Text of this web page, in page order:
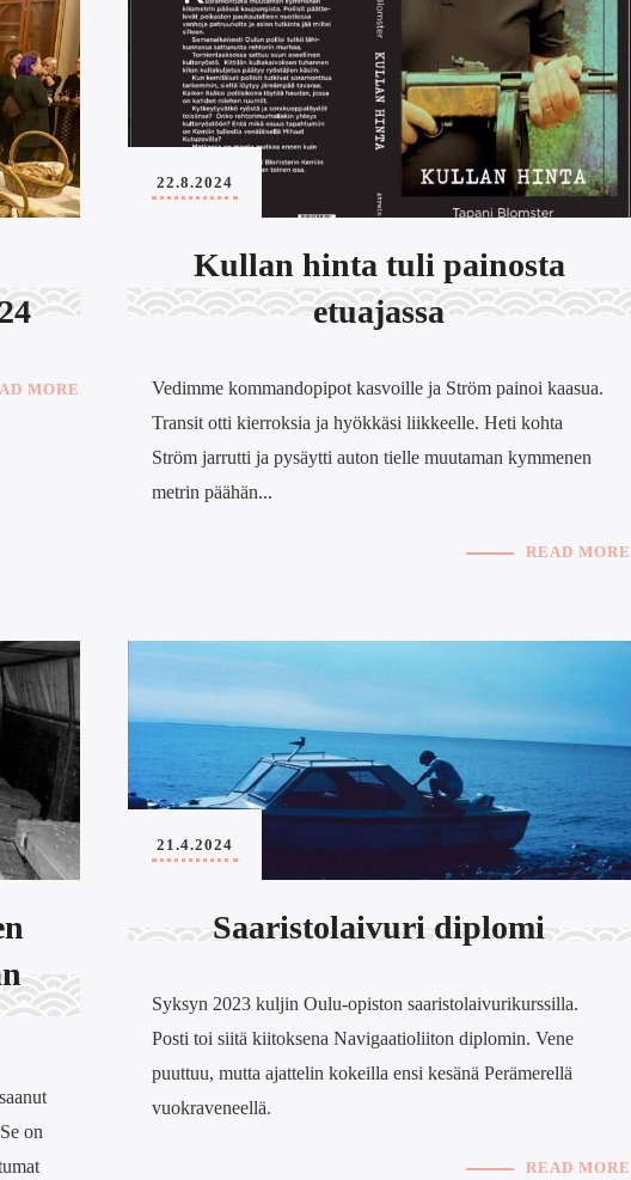
MORE
Kullan hinta tuli painosta
etuajassa
Vedimme kommandopipot kasvoille ja Ström painoi kaasua.
Transit otti kierroksia ja hyökkäsi liikkeelle. Heti kohta
Ström jarrutti ja pysäytti auton tielle muutaman kymmenen
metrin päähän...
22.8.2024
READ MORE
on
Saaristolaivuri diplomi
Syksyn 2023 kuljin Oulu-opiston saaristolaivurikurssilla.
Posti toi siitä kiitoksena Navigaatioliiton diplomin. Vene
puuttuu, mutta ajattelin kokeilla ensi kesänä Perämerellä
vuokraveneellä.
21.4.2024
READ MORE